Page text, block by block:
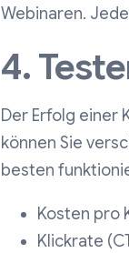
Webinaren.
4.
Der Erfolg einer
können Sie
besten
Kosten pro
Klickrate